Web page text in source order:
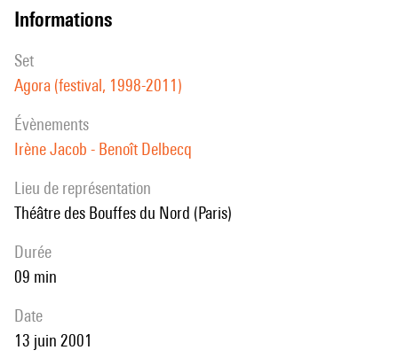
informations
set
Agora (festival, 1998-2011)
évènements
Irène Jacob - Benoît Delbecq
Lieu de représentation
Théâtre des Bouffes du Nord (Paris)
durée
09 min
date
13 juin 2001